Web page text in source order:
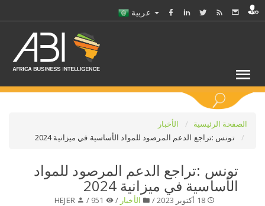
الصفحة الرئيسية
الأخبار
تونس :تراجع الدعم المرصود للمواد الأساسية في ميزانية 2024
تونس :تراجع الدعم المرصود للمواد
الأساسية في ميزانية 2024
18 أكتوبر 2023 / الأخبار /
HEJER